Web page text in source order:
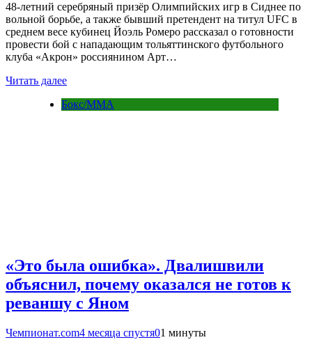
48-летний серебряный призёр Олимпийских игр в Сиднее по
вольной борьбе, а также бывший претендент на титул UFC в
среднем весе кубинец Йоэль Ромеро рассказал о готовности
провести бой с нападающим тольяттинского футбольного
клуба «Акрон» россиянином Арт…
Читать далее
Бокс/MMA
«Это была ошибка». Двалишвили
объяснил, почему оказался не готов к
реваншу с Яном
Чемпионат.com4 месяца спустя01 минуты